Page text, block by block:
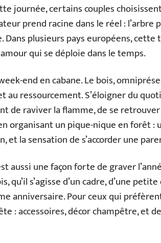
journée, certains couples
prend racine dans le réel : l’arbre
Dans plusieurs pays européens, cette
qui se déploie dans le temps.
end en cabane. Le bois,
au ressourcement. S’éloigner du
de raviver la flamme, de se
organisant un pique-nique en forêt :
et la sensation de s’accorder une
aussi une façon forte de graver
qu’il s’agisse d’un cadre, d’une
anniversaire. Pour ceux qui
: accessoires, décor champêtre, et